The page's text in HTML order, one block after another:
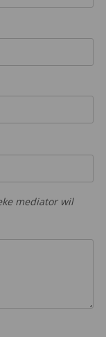
mediator wil